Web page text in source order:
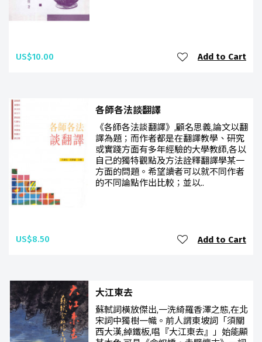
US$10.00 Add to Cart
各師各法談翻譯
《各師各法談翻譯》,顧名思義,論文以翻
譯為題；而作者都是在翻譯教學、研究
或實踐方面有多年經驗的大學教師,各以
自己的獨特觀點及方法詮釋翻譯學某一
方面的問題。希望讀者可以就不同作者
的不同論點作出比較；並以..
US$8.50 Add to Cart
大江東去
蘇軾詞橫放傑出,一洗綺羅香澤之態,在北
宋詞中獨樹一幟。前人謂東坡詞「須關
西大漢,綽鐵板,唱『大江東去』」始能顯